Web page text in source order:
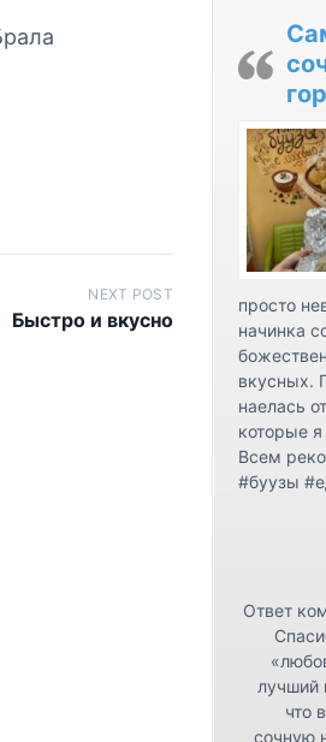
NEXT POST
Быстро и вкусно
просто
начинка
вкусных.
наелась
которые
Всем
#буузы
Ответ
лучший
что
сочную